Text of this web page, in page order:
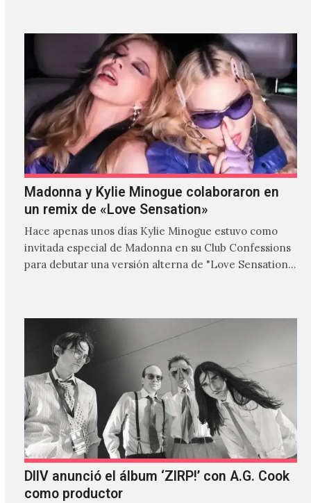
Madonna y Kylie Minogue colaboraron en
un remix de «Love Sensation»
Hace apenas unos días Kylie Minogue estuvo como
invitada especial de Madonna en su Club Confessions
para debutar una versión alterna de "Love Sensation",
DIIV anunció el álbum ‘ZIRP!’ con A.G. Cook
como productor